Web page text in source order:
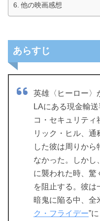
他の映画感想
あらすじ
英雄〈ヒーロー〉
LAにある現金輸
コ・セキュリティ
リック・ヒル、通
した彼は周りか
なかった。しかし
に襲われた時、驚
を阻止する。彼は
暗鬼に陥る中、全
ク・フライデー”